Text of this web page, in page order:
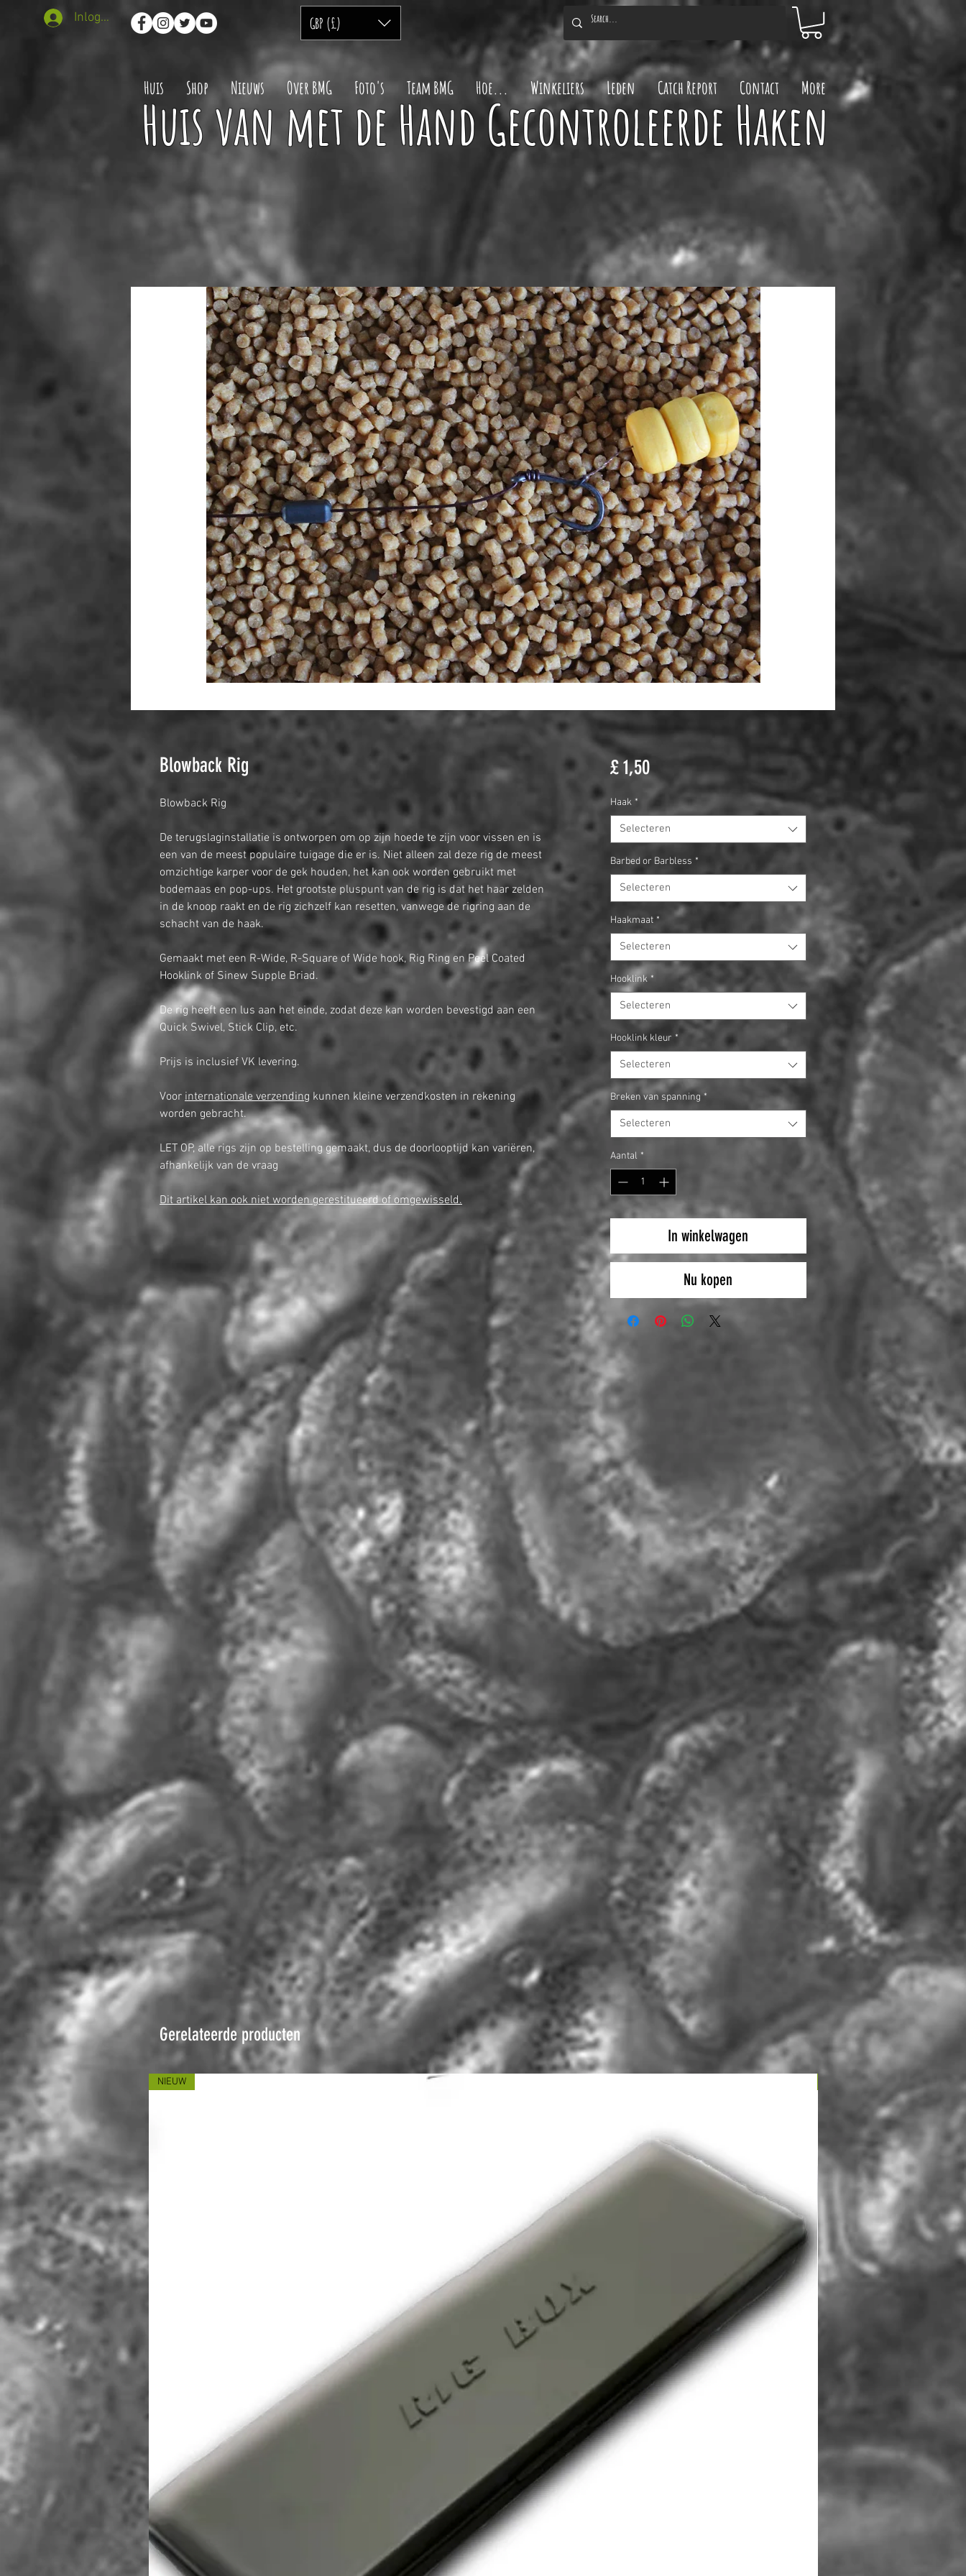
Inloggen
Huis Shop Nieuws Over BMG Foto's Team BMG Hoe... Winkeliers Leden Catch Report Contact More
GBP (£)
Huis van met de Hand Gecontroleerde Haken
Blowback Rig
Blowback Rig
De terugslaginstallatie is ontworpen om op zijn hoede te zijn voor vissen en is
een van de meest populaire tuigage die er is. Niet alleen zal deze rig de meest
omzichtige karper voor de gek houden, het kan ook worden gebruikt met
bodemaas en pop-ups. Het grootste pluspunt van de rig is dat het haar zelden
in de knoop raakt en de rig zichzelf kan resetten, vanwege de rigring aan de
schacht van de haak.
Gemaakt met een R-Wide, R-Square of Wide hook, Rig Ring en Peel Coated
Hooklink of Sinew Supple Briad.
De rig heeft een lus aan het einde, zodat deze kan worden bevestigd aan een
Quick Swivel, Stick Clip, etc.
Prijs is inclusief VK levering.
Voor internationale verzending kunnen kleine verzendkosten in rekening
worden gebracht.
LET OP, alle rigs zijn op bestelling gemaakt, dus de doorlooptijd kan variëren,
afhankelijk van de vraag
Dit artikel kan ook niet worden gerestitueerd of omgewisseld.
£ 1,50Prijs
Haak *
Selecteren
Barbed or Barbless *
Selecteren
Haakmaat *
Selecteren
Hooklink *
Selecteren
Hooklink kleur *
Selecteren
Breken van spanning *
Selecteren
Aantal *
In winkelwagen
Nu kopen
Gerelateerde producten
NIEUW